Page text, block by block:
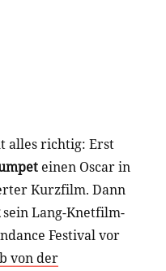
alles richtig: Erst
einen Oscar in
Kurzfilm. Dann
sein Lang-Knetfilm-
Festival vor
von der